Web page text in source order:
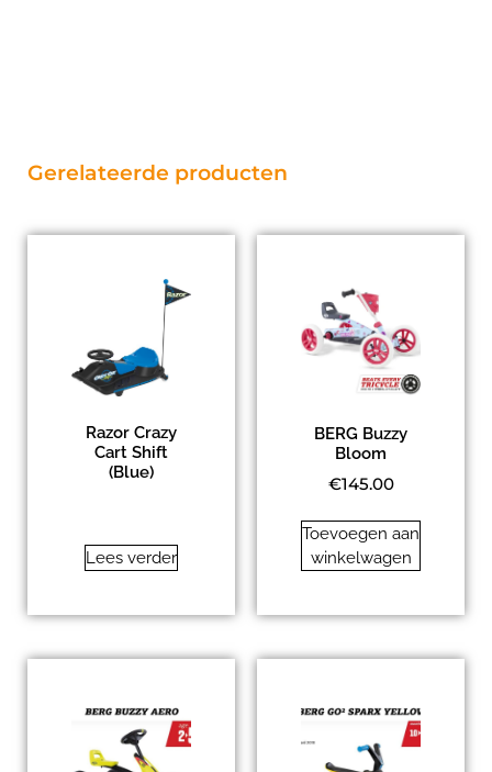
Gerelateerde producten
Razor Crazy
Cart Shift
(Blue)
Lees verder
BERG Buzzy
Bloom
€145.00
Toevoegen aan
winkelwagen